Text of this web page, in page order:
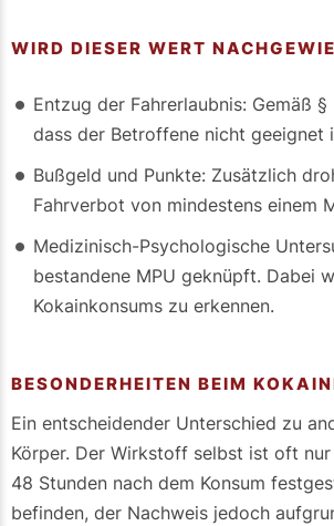
WIRD DIESER WERT
Entzug der Fahrerlaubnis: Gemäß
dass der Betroffene nicht geeignet
Bußgeld und Punkte: Zusätzlich
Fahrverbot von mindestens einem
Medizinisch-Psychologische
bestandene MPU geknüpft. Dabei
Kokainkonsums zu erkennen.
BESONDERHEITEN BEIM
Ein entscheidender Unterschied zu
Körper. Der Wirkstoff selbst ist oft
48 Stunden nach dem Konsum
befinden, der Nachweis jedoch